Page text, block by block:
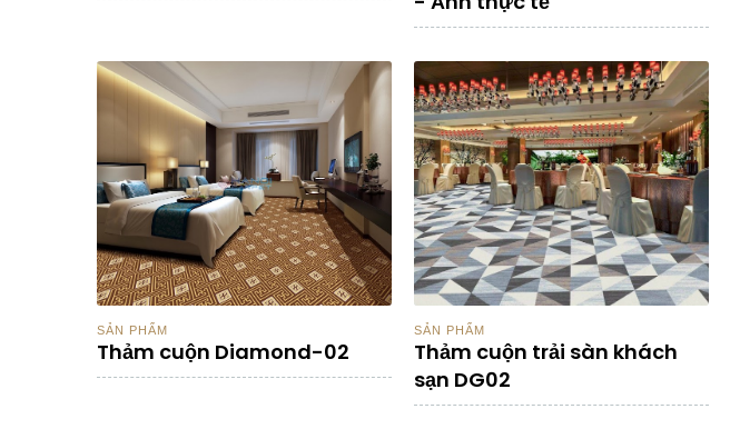
SẢN PHẨM
Thảm cuộn Diamond-02
SẢN PHẨM
Thảm cuộn trải sàn khách
sạn DG02